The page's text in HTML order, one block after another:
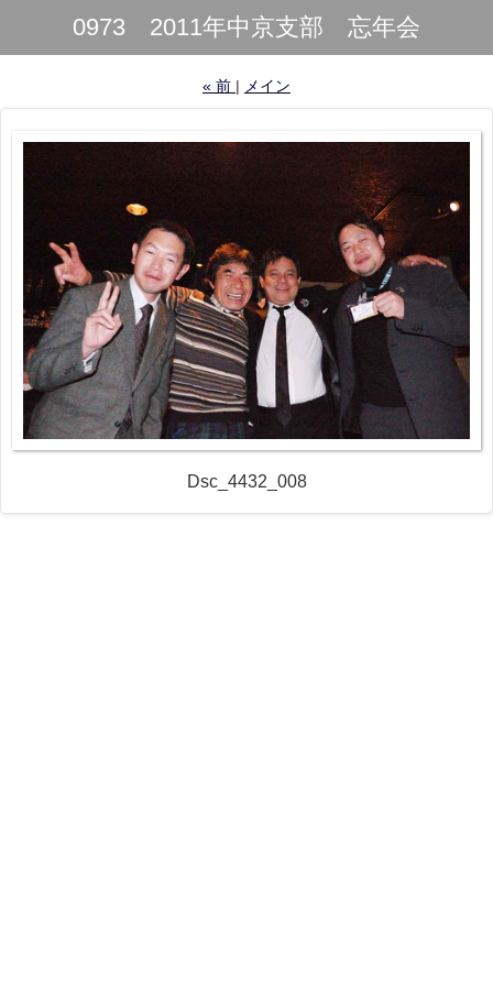
0973 2011年中京支部 忘年会
« 前 メイン
Dsc_4432_008